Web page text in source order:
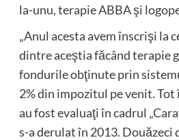
la-unu, terapie ABBA şi
„Anul acesta avem înscrişi la
dintre aceştia făcând terapie
fondurile obţinute prin
2% din impozitul pe venit. Tot
au fost evaluaţi în cadrul
s-a derulat în 2013. Douăzeci